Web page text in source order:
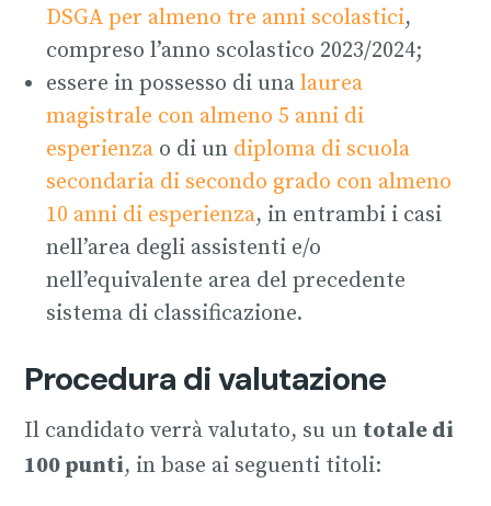
DSGA per almeno tre anni scolastici,
compreso l’anno scolastico 2023/2024;
essere in possesso di unalaurea
magistrale con almeno 5 anni di
esperienza o di un diploma di scuola
secondaria di secondo grado con almeno
10 anni di esperienza, in entrambi i casi
nell’area degli assistenti e/o
nell’equivalente area del precedente
sistema di classificazione.
Procedura di valutazione
Il candidato verrà valutato, su un totale di
100 punti, in base ai seguenti titoli: